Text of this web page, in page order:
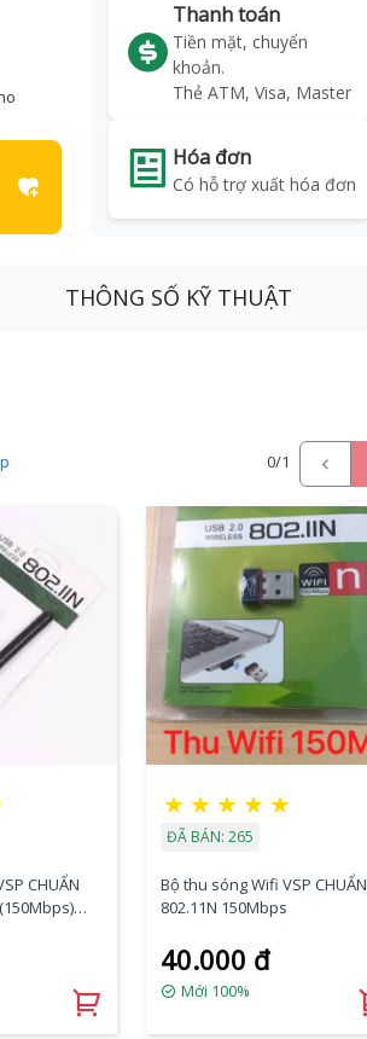
Thanh toán
Tiền mặt, chuyển
khoản.
Thẻ ATM, Visa, Master
Hóa đơn
Có hỗ trợ xuất hóa đơn
THÔNG SỐ KỸ THUẬT
0/1
CHUẨN
★ ★ ★ ★ ★
ĐÃ BÁN: 265
Bộ thu sóng Wifi VSP CHUẨN
802.11N 150Mbps
40.000 đ
Mới 100%